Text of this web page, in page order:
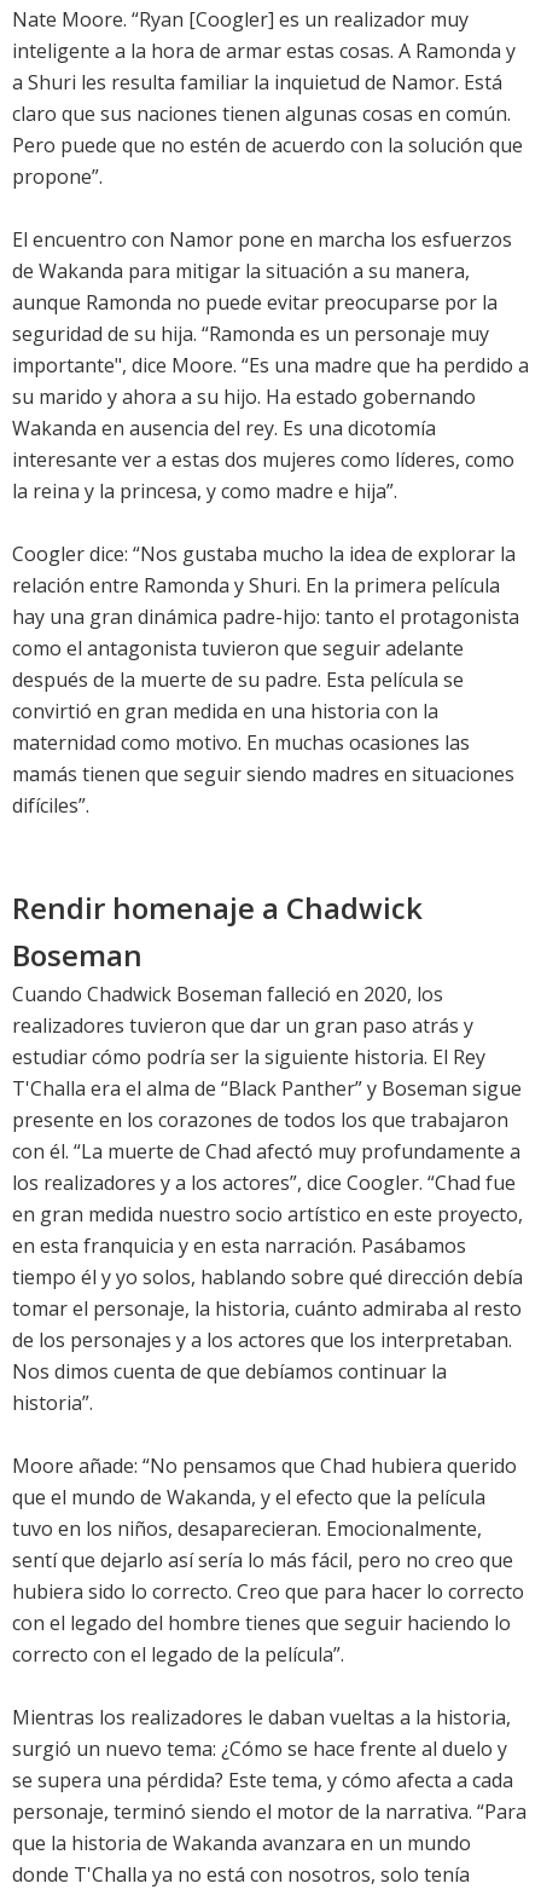
Nate Moore. “Ryan [Coogler] es un realizador muy
inteligente a la hora de armar estas cosas. A Ramonda y
a Shuri les resulta familiar la inquietud de Namor. Está
claro que sus naciones tienen algunas cosas en común.
Pero puede que no estén de acuerdo con la solución que
propone”.
El encuentro con Namor pone en marcha los esfuerzos
de Wakanda para mitigar la situación a su manera,
aunque Ramonda no puede evitar preocuparse por la
seguridad de su hija. “Ramonda es un personaje muy
importante", dice Moore. “Es una madre que ha perdido a
su marido y ahora a su hijo. Ha estado gobernando
Wakanda en ausencia del rey. Es una dicotomía
interesante ver a estas dos mujeres como líderes, como
la reina y la princesa, y como madre e hija”.
Coogler dice: “Nos gustaba mucho la idea de explorar la
relación entre Ramonda y Shuri. En la primera película
hay una gran dinámica padre-hijo: tanto el protagonista
como el antagonista tuvieron que seguir adelante
después de la muerte de su padre. Esta película se
convirtió en gran medida en una historia con la
maternidad como motivo. En muchas ocasiones las
mamás tienen que seguir siendo madres en situaciones
difíciles”.
Rendir homenaje a Chadwick
Boseman
Cuando Chadwick Boseman falleció en 2020, los
realizadores tuvieron que dar un gran paso atrás y
estudiar cómo podría ser la siguiente historia. El Rey
T'Challa era el alma de “Black Panther” y Boseman sigue
presente en los corazones de todos los que trabajaron
con él. “La muerte de Chad afectó muy profundamente a
los realizadores y a los actores”, dice Coogler. “Chad fue
en gran medida nuestro socio artístico en este proyecto,
en esta franquicia y en esta narración. Pasábamos
tiempo él y yo solos, hablando sobre qué dirección debía
tomar el personaje, la historia, cuánto admiraba al resto
de los personajes y a los actores que los interpretaban.
Nos dimos cuenta de que debíamos continuar la
historia”.
Moore añade: “No pensamos que Chad hubiera querido
que el mundo de Wakanda, y el efecto que la película
tuvo en los niños, desaparecieran. Emocionalmente,
sentí que dejarlo así sería lo más fácil, pero no creo que
hubiera sido lo correcto. Creo que para hacer lo correcto
con el legado del hombre tienes que seguir haciendo lo
correcto con el legado de la película”.
Mientras los realizadores le daban vueltas a la historia,
surgió un nuevo tema: ¿Cómo se hace frente al duelo y
se supera una pérdida? Este tema, y cómo afecta a cada
personaje, terminó siendo el motor de la narrativa. “Para
que la historia de Wakanda avanzara en un mundo
donde T'Challa ya no está con nosotros, solo tenía